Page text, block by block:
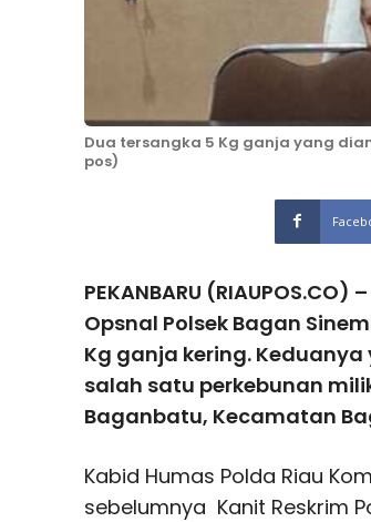
Dua tersangka 5 Kg ganja yang
pos)
PEKANBARU
Opsnal Polsek Bagan
Kg ganja kering.
salah satu perkebunan
Baganbatu, Kecamatan
Kabid Humas Polda Riau
sebelumnya Kanit Reskrim